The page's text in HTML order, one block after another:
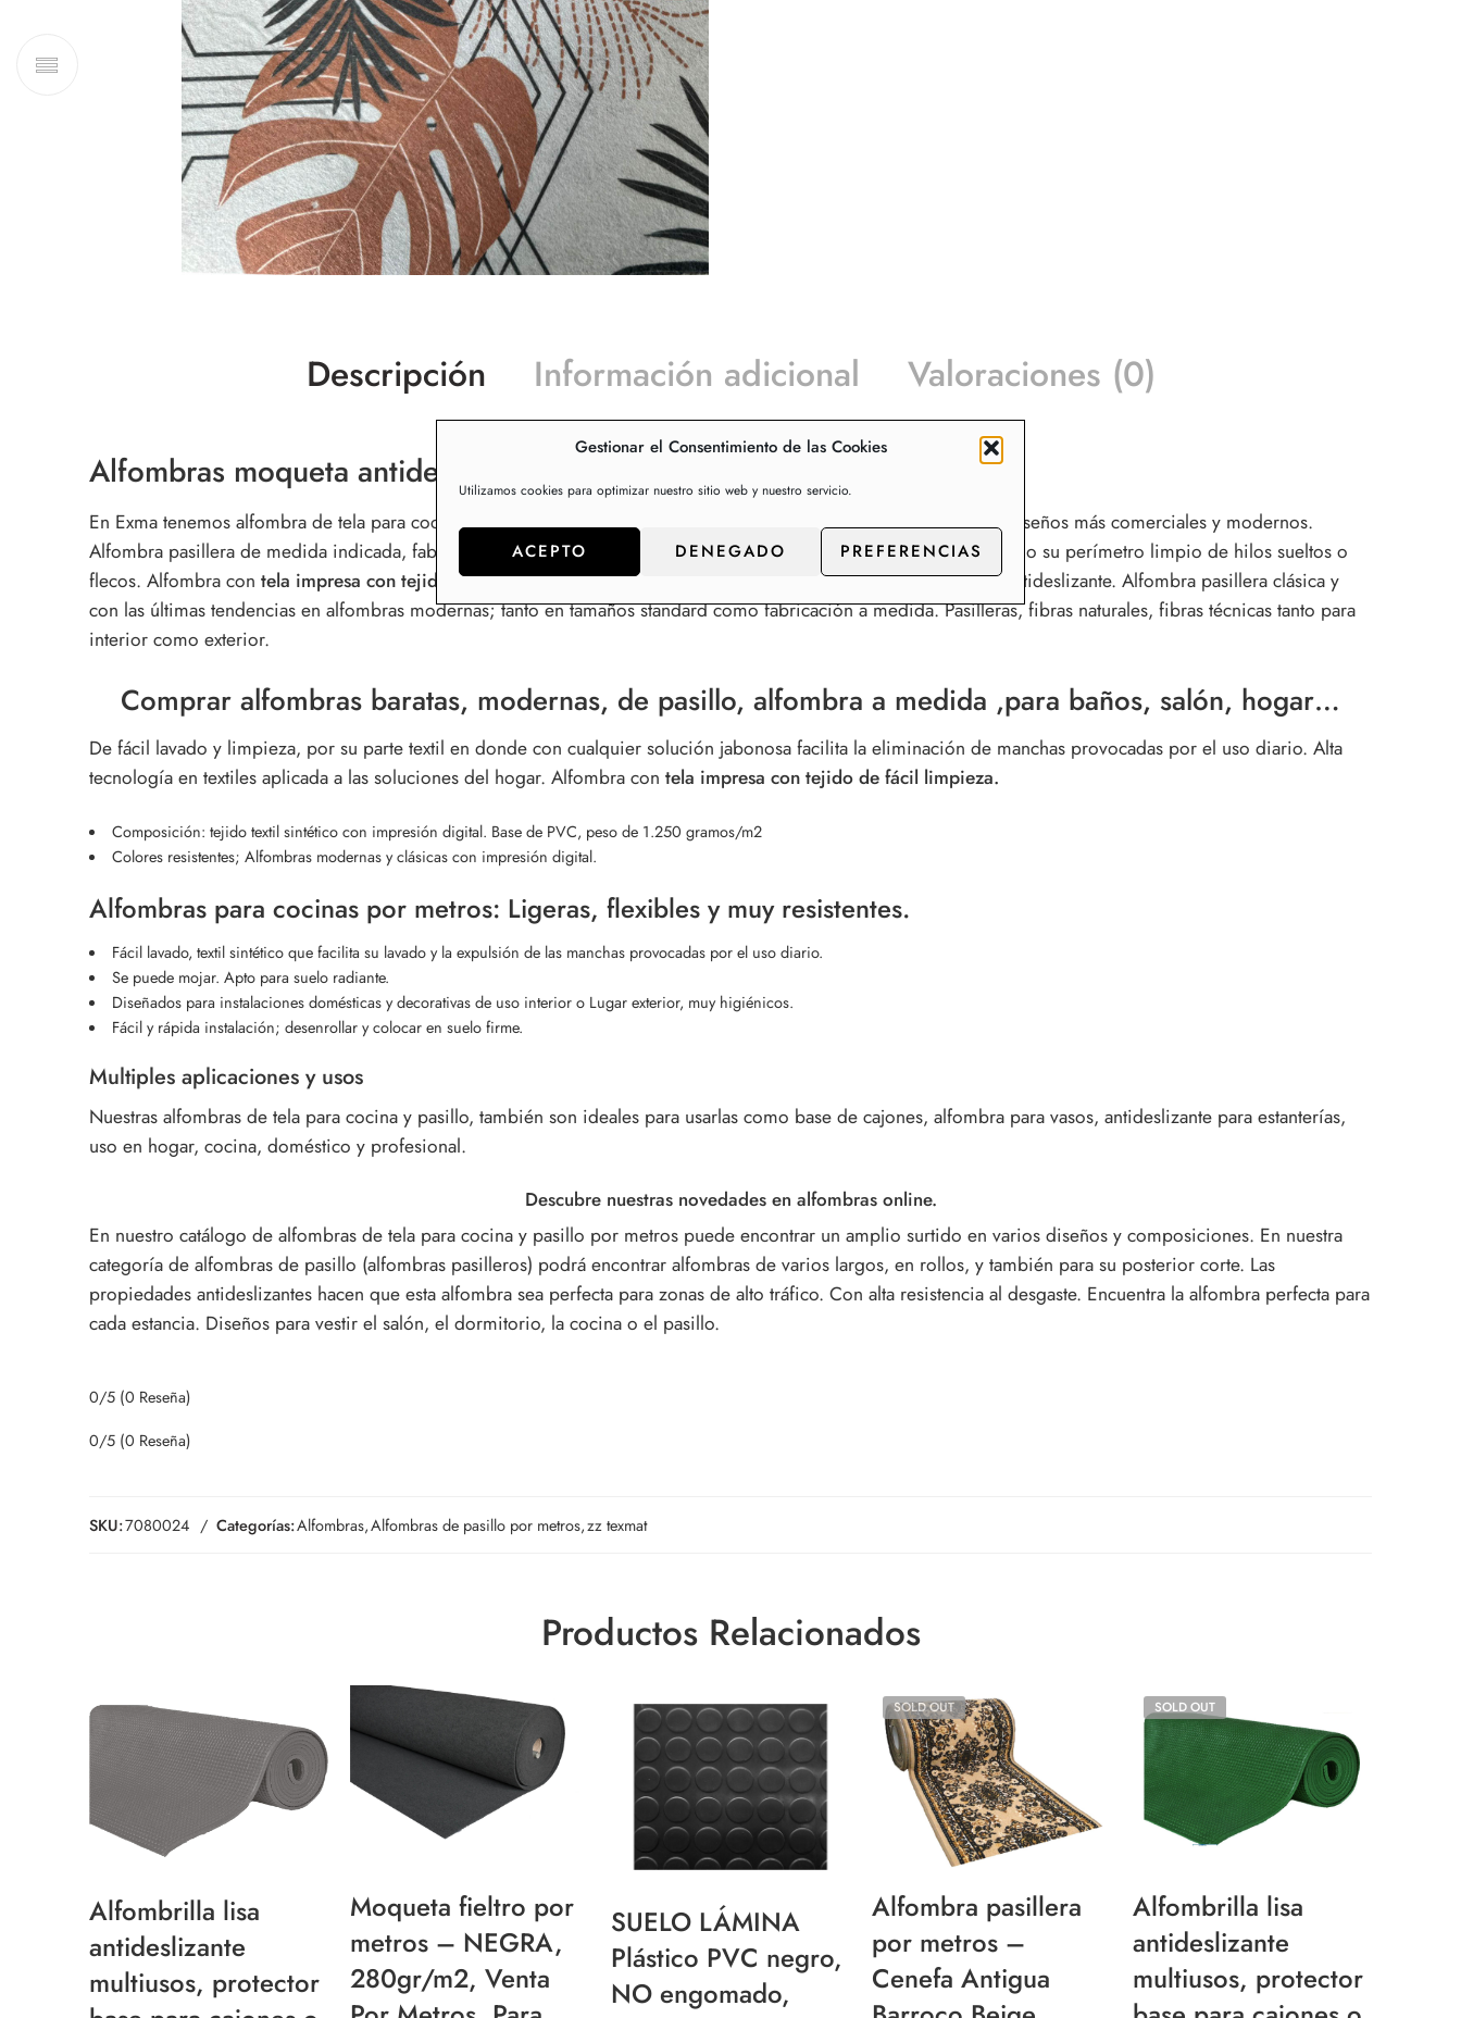
Gestionar el Consentimiento de las Cookies
Utilizamos cookies para optimizar nuestro sitio web y nuestro servicio.
ACEPTO DENEGADO PREFERENCIAS
Descripción Información adicional Valoraciones (0)
Alfombras moqueta antideslizantes para cocina y pasillos
En Exma tenemos alfombra de tela para cocina pasillo, alfombras pasilleras en varias medidas, calidades y con los diseños más comerciales y modernos.
Alfombra pasillera de medida indicada, fabricadas en base de pvc y tejido sintético, que facilita el corte, dejando todo su perímetro limpio de hilos sueltos o
flecos. Alfombra con tela impresa con tejido de fácil limpieza.Fabricada con fibras sintéticas y backing de goma antideslizante. Alfombra pasillera clásica y
con las últimas tendencias en alfombras modernas; tanto en tamaños standard como fabricación a medida. Pasilleras, fibras naturales, fibras técnicas tanto para
interior como exterior.
Comprar alfombras baratas, modernas, de pasillo, alfombra a medida ,para baños, salón, hogar…
De fácil lavado y limpieza, por su parte textil en donde con cualquier solución jabonosa facilita la eliminación de manchas provocadas por el uso diario. Alta
tecnología en textiles aplicada a las soluciones del hogar. Alfombra con tela impresa con tejido de fácil limpieza.
Composición: tejido textil sintético con impresión digital. Base de PVC, peso de 1.250 gramos/m2
Colores resistentes; Alfombras modernas y clásicas con impresión digital.
Alfombras para cocinas por metros: Ligeras, flexibles y muy resistentes.
Fácil lavado, textil sintético que facilita su lavado y la expulsión de las manchas provocadas por el uso diario.
Se puede mojar. Apto para suelo radiante.
Diseñados para instalaciones domésticas y decorativas de uso interior o Lugar exterior, muy higiénicos.
Fácil y rápida instalación; desenrollar y colocar en suelo firme.
Multiples aplicaciones y usos
Nuestras alfombras de tela para cocina y pasillo, también son ideales para usarlas como base de cajones, alfombra para vasos, antideslizante para estanterías,
uso en hogar, cocina, doméstico y profesional.
Descubre nuestras novedades en alfombras online.
En nuestro catálogo de alfombras de tela para cocina y pasillo por metros puede encontrar un amplio surtido en varios diseños y composiciones. En nuestra
categoría de alfombras de pasillo (alfombras pasilleros) podrá encontrar alfombras de varios largos, en rollos, y también para su posterior corte. Las
propiedades antideslizantes hacen que esta alfombra sea perfecta para zonas de alto tráfico. Con alta resistencia al desgaste. Encuentra la alfombra perfecta para
cada estancia. Diseños para vestir el salón, el dormitorio, la cocina o el pasillo.
0/5 (0 Reseña)
0/5 (0 Reseña)
SKU:7080024 Categorías:Alfombras,Alfombras de pasillo por metros,zz texmat
Productos Relacionados
Alfombrilla lisa
antideslizante
multiusos, protector
Moqueta fieltro por
metros – NEGRA,
280gr/m2, Venta
SUELO LÁMINA
Plástico PVC negro,
NO engomado,
SOLD OUT
Alfombra pasillera
por metros –
Cenefa Antigua
SOLD OUT
Alfombrilla lisa
antideslizante
multiusos, protector